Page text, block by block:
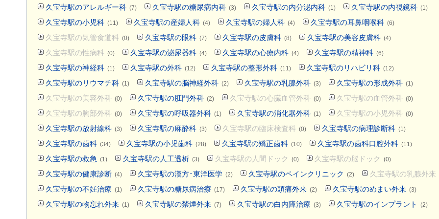
久宝寺駅のアレルギー科 (7) 久宝寺駅の糖尿病内科 (3) 久宝寺駅の内分泌内科 (1) 久宝寺駅の内視鏡科 (1)
久宝寺駅の小児科 (11) 久宝寺駅の産婦人科 (4) 久宝寺駅の婦人科 (4) 久宝寺駅の耳鼻咽喉科 (6)
久宝寺駅の気管食道科 (0) 久宝寺駅の眼科 (7) 久宝寺駅の皮膚科 (8) 久宝寺駅の美容皮膚科 (4)
久宝寺駅の性病科 (0) 久宝寺駅の泌尿器科 (4) 久宝寺駅の心療内科 (4) 久宝寺駅の精神科 (6)
久宝寺駅の神経科 (1) 久宝寺駅の外科 (12) 久宝寺駅の整形外科 (11) 久宝寺駅のリハビリ科 (12)
久宝寺駅のリウマチ科 (1) 久宝寺駅の脳神経外科 (2) 久宝寺駅の乳腺外科 (3) 久宝寺駅の形成外科 (1)
久宝寺駅の美容外科 (0) 久宝寺駅の肛門外科 (2) 久宝寺駅の心臓血管外科 (0) 久宝寺駅の血管外科 (0)
久宝寺駅の胸部外科 (0) 久宝寺駅の呼吸器外科 (1) 久宝寺駅の消化器外科 (1) 久宝寺駅の小児外科 (0)
久宝寺駅の放射線科 (3) 久宝寺駅の麻酔科 (3) 久宝寺駅の臨床検査科 (0) 久宝寺駅の病理診断科 (1)
久宝寺駅の歯科 (34) 久宝寺駅の小児歯科 (28) 久宝寺駅の矯正歯科 (10) 久宝寺駅の歯科口腔外科 (11)
久宝寺駅の救急 (1) 久宝寺駅の人工透析 (3) 久宝寺駅の人間ドック (0) 久宝寺駅の脳ドック (0)
久宝寺駅の健康診断 (4) 久宝寺駅の漢方･東洋医学 (2) 久宝寺駅のペインクリニック (2) 久宝寺駅の乳腺外来
久宝寺駅の不妊治療 (1) 久宝寺駅の糖尿病治療 (17) 久宝寺駅の頭痛外来 (2) 久宝寺駅のめまい外来 (3)
久宝寺駅の物忘れ外来 (1) 久宝寺駅の禁煙外来 (7) 久宝寺駅の白内障治療 (3) 久宝寺駅のインプラント (2)